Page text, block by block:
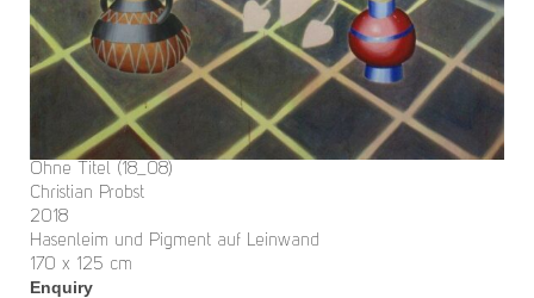
Ohne Titel (18_08)
Christian Probst
2018
Hasenleim und Pigment auf Leinwand
170 x 125 cm
Enquiry